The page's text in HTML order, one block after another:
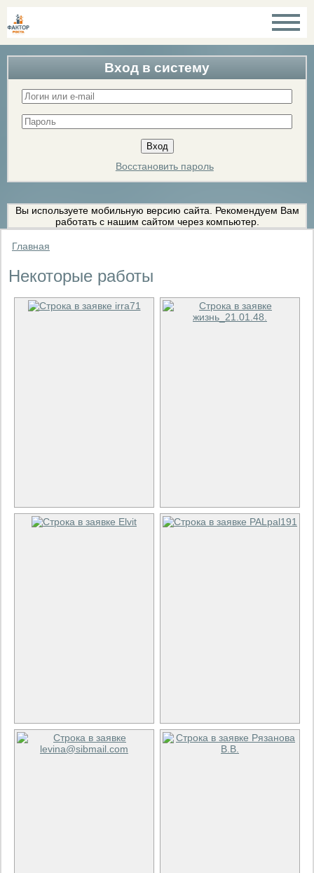
Вход в систему
Восстановить пароль
Вы используете мобильную версию сайта. Рекомендуем Вам
работать с нашим сайтом через компьютер.
Главная
Некоторые работы